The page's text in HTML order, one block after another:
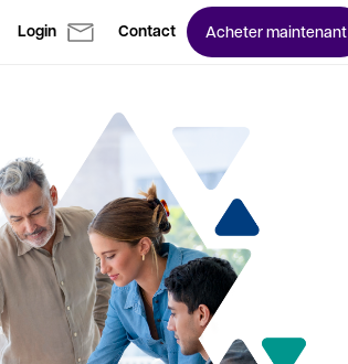
Login Contact Acheter maintenant